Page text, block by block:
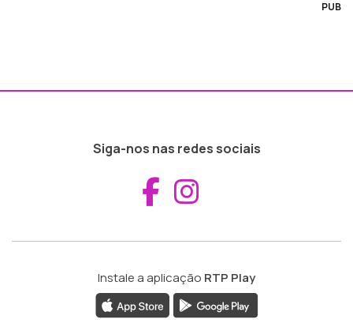
PUB
Siga-nos nas redes sociais
Aceder ao
Instale a aplicação RTP Play